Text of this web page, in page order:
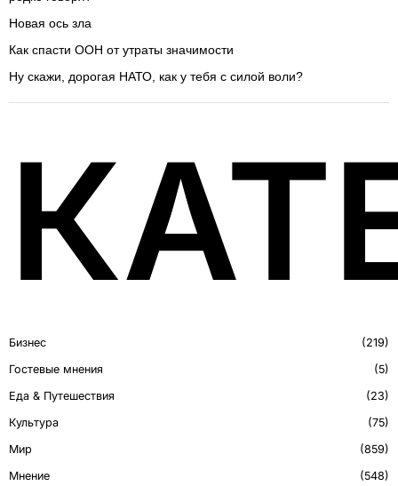
Новая ось зла
Как спасти ООН от утраты значимости
Ну скажи, дорогая НАТО, как у тебя с силой воли?
Бизнес
219
Гостевые мнения
5
Еда & Путешествия
23
Культура
75
Мир
859
Мнение
548